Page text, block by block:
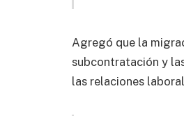
Agregó que la
subcontratación y
las relaciones